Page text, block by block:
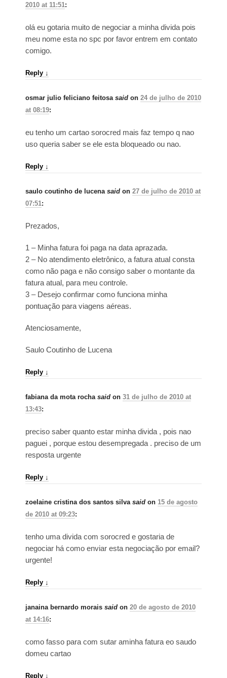
2010 at 11:51:
olá eu gotaria muito de negociar a minha divida pois
meu nome esta no spc por favor entrem em contato
comigo.
Reply ↓
osmar julio feliciano feitosa said on 24 de julho de 2010
at 08:19:
eu tenho um cartao sorocred mais faz tempo q nao
uso queria saber se ele esta bloqueado ou nao.
Reply ↓
saulo coutinho de lucena said on 27 de julho de 2010 at
07:51:
Prezados,
1 – Minha fatura foi paga na data aprazada.
2 – No atendimento eletrônico, a fatura atual consta
como não paga e não consigo saber o montante da
fatura atual, para meu controle.
3 – Desejo confirmar como funciona minha
pontuação para viagens aéreas.
Atenciosamente,
Saulo Coutinho de Lucena
Reply ↓
fabiana da mota rocha said on 31 de julho de 2010 at
13:43:
preciso saber quanto estar minha divida , pois nao
paguei , porque estou desempregada . preciso de um
resposta urgente
Reply ↓
zoelaine cristina dos santos silva said on 15 de agosto
de 2010 at 09:23:
tenho uma divida com sorocred e gostaria de
negociar há como enviar esta negociação por email?
urgente!
Reply ↓
janaina bernardo morais said on 20 de agosto de 2010
at 14:16:
como fasso para com sutar aminha fatura eo saudo
domeu cartao
Reply ↓